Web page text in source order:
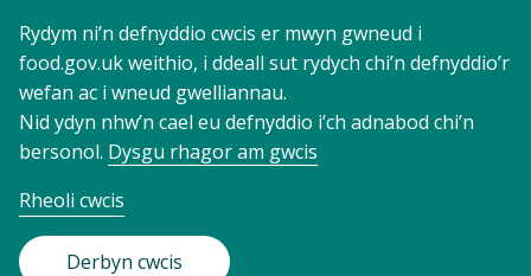
Rydym ni’n defnyddio cwcis er mwyn gwneud i
food.gov.uk weithio, i ddeall sut rydych chi’n defnyddio’r
wefan ac i wneud gwelliannau.
Nid ydyn nhw’n cael eu defnyddio i’ch adnabod chi’n
bersonol. Dysgu rhagor am gwcis
Rheoli cwcis
Derbyn cwcis